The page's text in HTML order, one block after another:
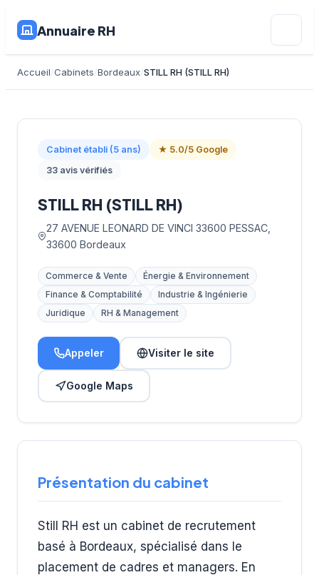
Annuaire RH
Accueil Cabinets Bordeaux STILL RH (STILL RH)
Cabinet établi (5 ans)
★ 5.0/5 Google
33 avis vérifiés
STILL RH (STILL RH)
27 AVENUE LEONARD DE VINCI 33600 PESSAC,
33600 Bordeaux
Commerce & Vente
Énergie & Environnement
Finance & Comptabilité
Industrie & Ingénierie
Juridique
RH & Management
Appeler Visiter le site
Google Maps
Présentation du cabinet
Still RH est un cabinet de recrutement
basé à Bordeaux, spécialisé dans le
placement de cadres et managers. En